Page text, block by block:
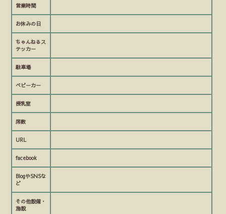
営業時間
お休みの日
ちゃんねるス
テッカー
駐車場
ベビーカー
授乳室
席数
URL
facebook
BlogやSNSな
ど
その他設備・
施設